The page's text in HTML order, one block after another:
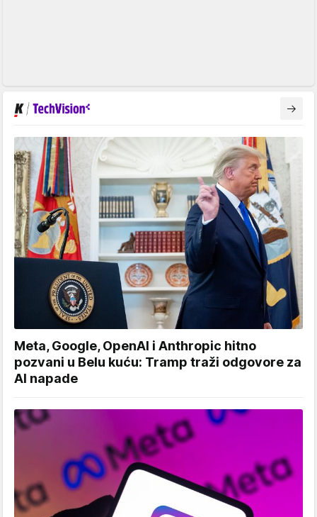
Meta, Google, OpenAI i Anthropic hitno
pozvani u Belu kuću: Tramp traži odgovore za
AI napade